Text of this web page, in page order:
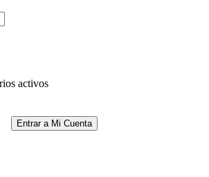
activos
Entrar a Mi Cuenta